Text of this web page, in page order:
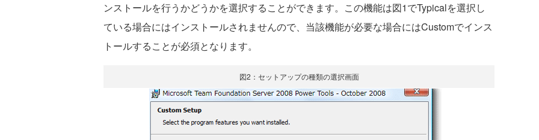
ンストールを行うかどうかを選択することができます。この機能は図1でTypicalを選択し
ている場合にはインストールされませんので、当該機能が必要な場合にはCustomでインス
トールすることが必須となります。
図2：セットアップの種類の選択画面